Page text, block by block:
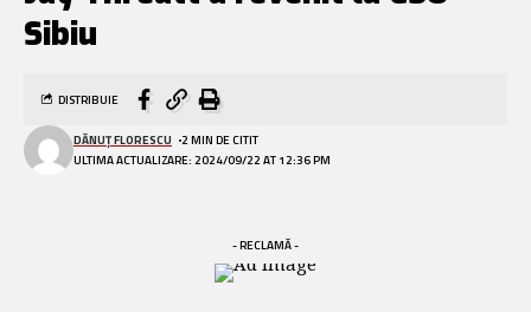
Sibiu
ULTIMA ACTUALIZARE: 2024/09/22 AT 12:36 PM
DĂNUȚ FLORESCU 2 MIN DE CITIT
DISTRIBUIE
- RECLAMĂ -